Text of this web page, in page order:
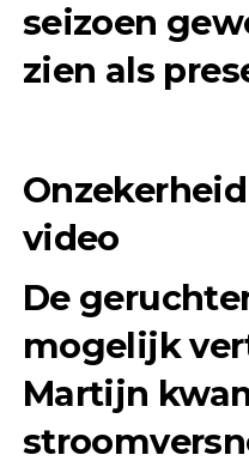
seizoen
zien als
video
De
mogelijk
Martijn